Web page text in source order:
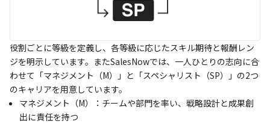
役割ごとに等級を定義し、各等級に応じたスキル期待と報酬レン
ジを明示しています。またSalesNowでは、一人ひとりの志向に合
わせて「マネジメント（M）」と「スペシャリスト（SP）」の2つ
のキャリアを用意しています。
マネジメント（M）：チームや部門を率い、戦略設計と成果創
出に責任を持つ